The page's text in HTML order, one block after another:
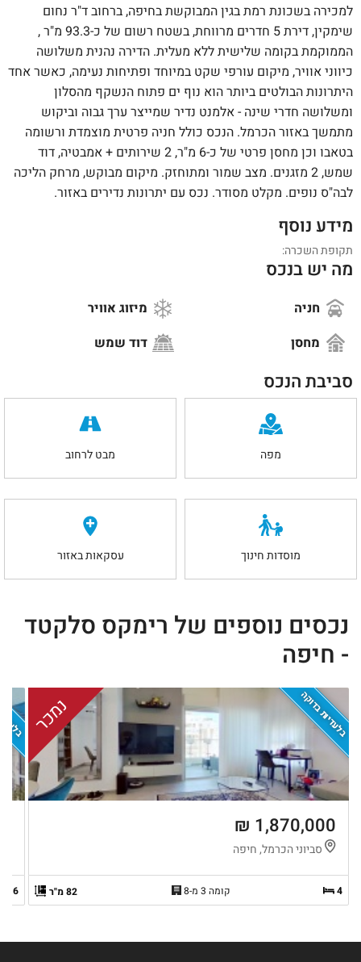
למכירה בשכונת רמת בגין המבוקשת בחיפה, ברחוב ד"ר נחום
שימקין, דירת 5 חדרים מרווחת, בשטח רשום של כ-93.3 מ"ר ,
הממוקמת בקומה שלישית ללא מעלית. הדירה נהנית משלושה
כיווני אוויר, מיקום עורפי שקט במיוחד ופתיחות נעימה, כאשר אחד
היתרונות הבולטים ביותר הוא נוף ים פתוח הנשקף מהסלון
ומשלושה חדרי שינה - אלמנט נדיר שמייצר ערך גבוה וביקוש
מתמשך באזור הכרמל. הנכס כולל חניה פרטית מוצמדת ורשומה
בטאבו וכן מחסן פרטי של כ-6 מ"ר, 2 שירותים + אמבטיה, דוד
שמש, 2 מזגנים. מצב שמור ומתוחזק. מיקום מבוקש, מרחק הליכה
לבה"ס נופים. מקלט מסודר. נכס עם יתרונות נדירים באזור.
מידע נוסף
תקופת השכרה:
מה יש בנכס
חניה
מיזוג אוויר
מחסן
דוד שמש
סביבת הנכס
מפה מבט לרחוב
מוסדות חינוך עסקאות באזור
נכסים נוספים של רימקס סלקטד
- חיפה
בלעדיות בדוקה נמכר
1,870,000 ₪
סביוני הכרמל, חיפה
4 קומה 3 מ-8 82 מ"ר 6